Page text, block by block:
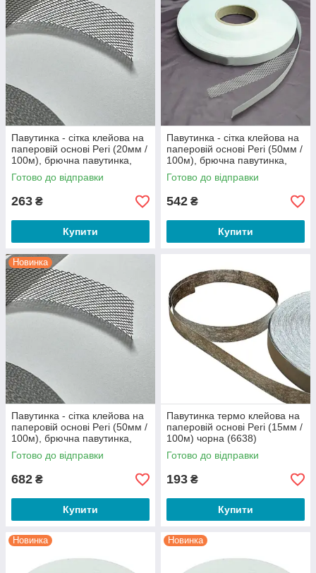
Павутинка - сітка клейова на
паперовій основі Peri (20мм /
100м), брючна павутинка,
термо павутинка (чорна)
(6547)
Готово до відправки
263 ₴
Купити
Павутинка - сітка клейова на
паперовій основі Peri (50мм /
100м), брючна павутинка,
термо павутинка (біла)
(6549)
Готово до відправки
542 ₴
Купити
Новинка
Павутинка - сітка клейова на
паперовій основі Peri (50мм /
100м), брючна павутинка,
термо павутинка (чорна)
(6550)
Готово до відправки
682 ₴
Купити
Павутинка термо клейова на
паперовій основі Peri (15мм /
100м) чорна (6638)
Готово до відправки
193 ₴
Купити
Новинка Новинка